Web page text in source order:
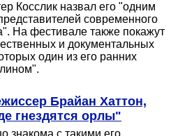
Косслик назвал его "одним
современного
На фестивале также покажут
и документальных
один из его ранних
Брайан Хаттон,
гнездятся орлы"
знакома с такими его